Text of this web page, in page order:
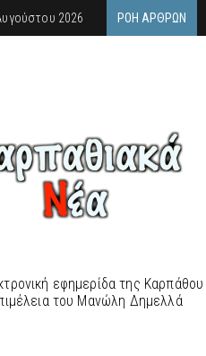
2026 ΡΟΉ ΆΡΘΡΩΝ
εφημερίδα της
του Μανώλη Δημελλά